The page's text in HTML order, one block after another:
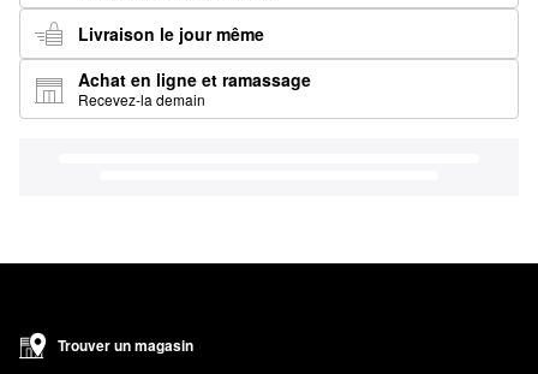
Livraison le jour même
Achat en ligne et ramassage
Recevez-la demain
Trouver un magasin